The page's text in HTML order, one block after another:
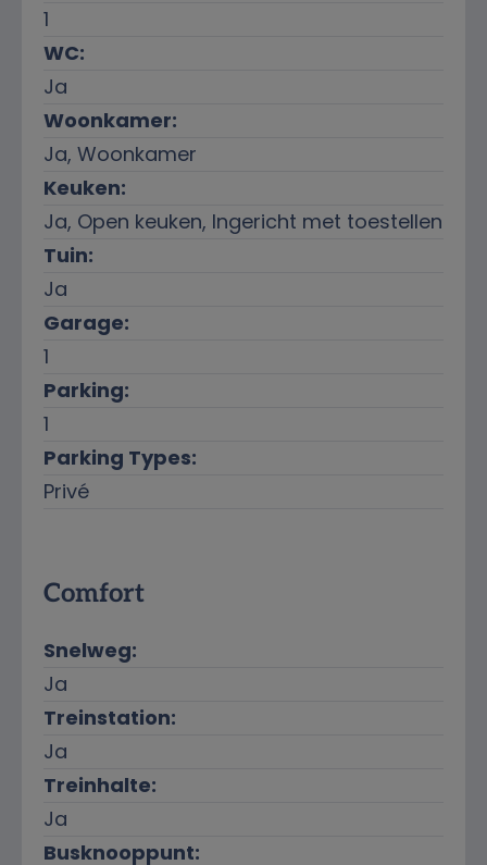
1
WC:
Ja
Woonkamer:
Ja, Woonkamer
Keuken:
Ja, Open keuken, Ingericht met toestellen
Tuin:
Ja
Garage:
1
Parking:
1
Parking Types:
Privé
Comfort
Snelweg:
Ja
Treinstation:
Ja
Treinhalte:
Ja
Busknooppunt: